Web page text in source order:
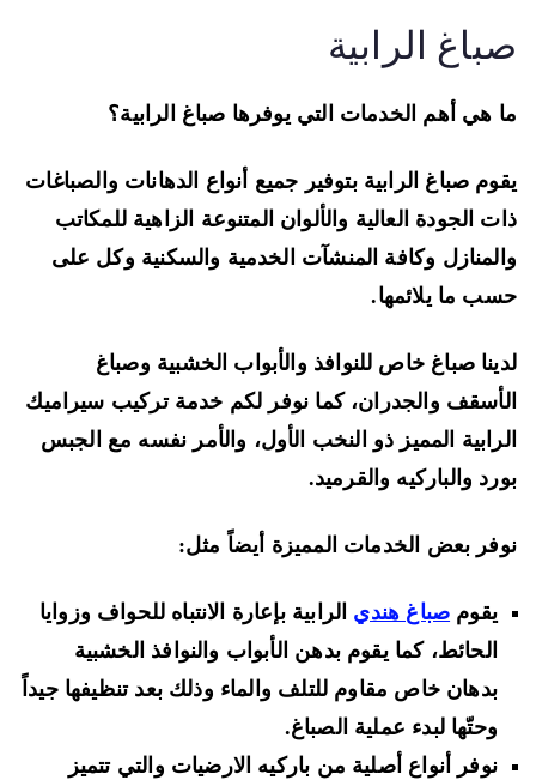
الرابية
هي أهم الخدمات التي يوفرها صباغ الرابية؟
صباغ الرابية بتوفير جميع أنواع الدهانات والصباغات
الجودة العالية والألوان المتنوعة الزاهية للمكاتب
وكافة المنشآت الخدمية والسكنية وكل على
ما يلائمها.
صباغ خاص للنوافذ والأبواب الخشبية وصباغ
والجدران، كما نوفر لكم خدمة تركيب سيراميك
المميز ذو النخب الأول، والأمر نفسه مع الجبس
والباركيه والقرميد.
بعض الخدمات المميزة أيضاً مثل:
يقومصباغ هنديالرابية بإعارة الانتباه للحواف وزوايا
الحائط، كما يقوم بدهن الأبواب والنوافذ الخشبية
بدهان خاص مقاوم للتلف والماء وذلك بعد تنظيفها جيداً
وحتّها لبدء عملية الصباغ.
نوفر أنواع أصلية من باركيه الارضيات والتي تتميز